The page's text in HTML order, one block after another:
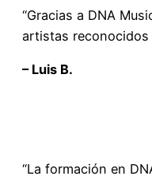
“Gracias a DNA
artistas reconocidos
– Luis B.
“La formación en